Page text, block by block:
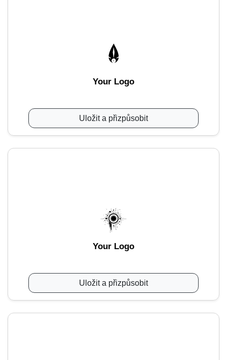
Your Logo
Uložit a přizpůsobit
Your Logo
Uložit a přizpůsobit